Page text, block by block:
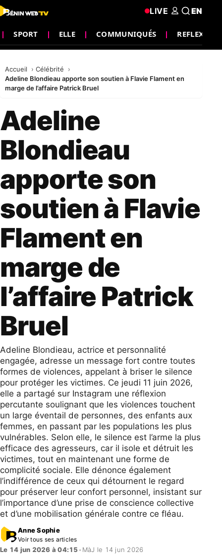
SPORT ELLE COMMUNIQUÉS REFLEXION
LIVE EN
Accueil
Célébrité
Adeline Blondieau apporte son soutien à Flavie Flament en
marge de l’affaire Patrick Bruel
Adeline
Blondieau
apporte son
soutien à Flavie
Flament en
marge de
l’affaire Patrick
Bruel
Adeline Blondieau, actrice et personnalité
engagée, adresse un message fort contre toutes
formes de violences, appelant à briser le silence
pour protéger les victimes. Ce jeudi 11 juin 2026,
elle a partagé sur Instagram une réflexion
percutante soulignant que les violences touchent
un large éventail de personnes, des enfants aux
femmes, en passant par les populations les plus
vulnérables. Selon elle, le silence est l’arme la plus
efficace des agresseurs, car il isole et détruit les
victimes, tout en maintenant une forme de
complicité sociale. Elle dénonce également
l’indifférence de ceux qui détournent le regard
pour préserver leur confort personnel, insistant sur
l’importance d’une prise de conscience collective
et d’une mobilisation générale contre ce fléau.
Anne Sophie
Voir tous ses articles
Le 14 jun 2026 à 04:15 • MàJ le 14 jun 2026